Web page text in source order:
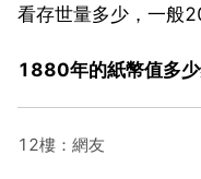
看存世量多少，一般
1880年的紙幣值多
12樓：網友